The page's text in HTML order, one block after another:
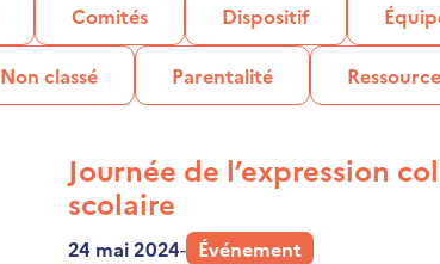
Comités Dispositif
Non classé Parentalité
Journée de l’expression
scolaire
24 mai 2024- Événement